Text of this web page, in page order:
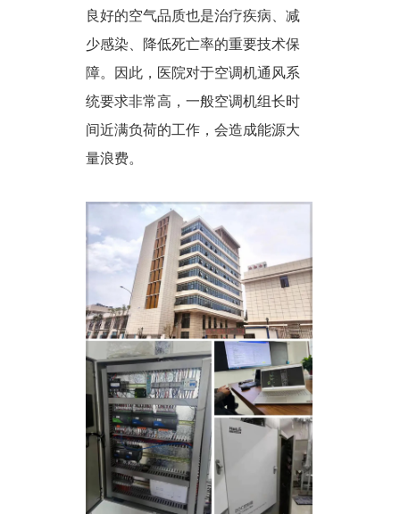
良好的空气品质也是治疗疾病、减
少感染、降低死亡率的重要技术保
障。
因此，医院对于空调机通风系
统要求非常高，一般空调机组长时
间近满负荷的工作，会造成能源大
量浪费。